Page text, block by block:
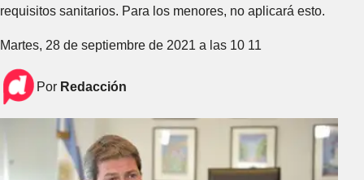
requisitos sanitarios. Para los menores, no aplicará esto.
Martes, 28 de septiembre de 2021 a las 10 11
Por Redacción